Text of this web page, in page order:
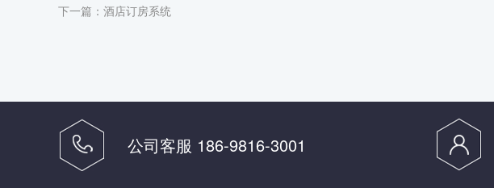
下一篇： 酒店订房系统
公司客服 186-9816-3001